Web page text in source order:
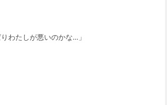
わたしが悪いのかな…」